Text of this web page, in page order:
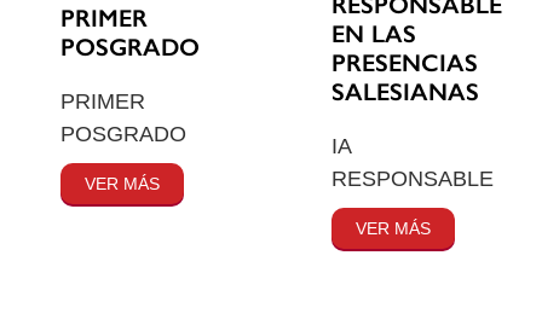
PRIMER
POSGRADO
PRIMER
POSGRADO
VER MÁS
EN LAS
PRESENCIAS
SALESIANAS
IA
RESPONSABLE
VER MÁS